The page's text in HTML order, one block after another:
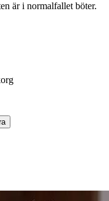
är i normalfallet böter.